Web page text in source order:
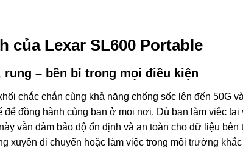
của Lexar SL600 Portable
rung – bền bỉ trong mọi điều kiện
chắc chắn cùng khả năng chống sốc lên đến 50G
để đồng hành cùng bạn ở mọi nơi. Dù bạn làm việc tại
vẫn đảm bảo độ ổn định và an toàn cho dữ liệu
xuyên di chuyển hoặc làm việc trong môi trường